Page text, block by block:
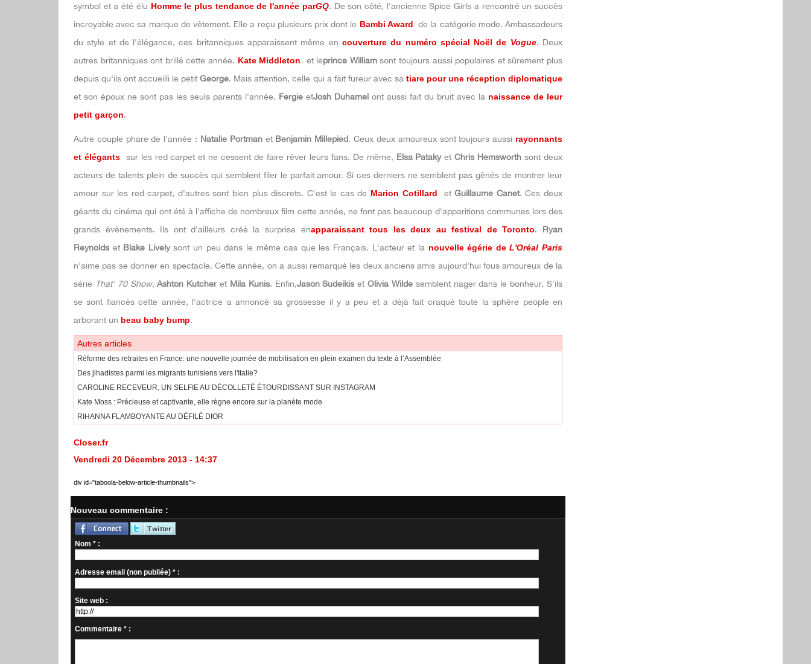
symbol et a été élu Homme le plus tendance de l'année parGQ. De son côté, l'ancienne Spice Girls a rencontré un succès
incroyable avec sa marque de vêtement. Elle a reçu plusieurs prix dont le Bambi Award de la catégorie mode. Ambassadeurs
du style et de l'élégance, ces britanniques apparaissent même en couverture du numéro spécial Noël de Vogue. Deux
autres britanniques ont brillé cette année. Kate Middleton et leprince Williamsont toujours aussi populaires et sûrement plus
depuis qu'ils ont accueilli le petitGeorge. Mais attention, celle qui a fait fureur avec sa tiare pour une réception diplomatique
et son époux ne sont pas les seuls parents l'année. Fergie etJosh Duhamel ont aussi fait du bruit avec la naissance de leur
petit garçon.
Autre couple phare de l'année : Natalie Portmanet Benjamin Millepied. Ceux deux amoureux sont toujours aussi rayonnants
et élégantssur les red carpet et ne cessent de faire rêver leurs fans. De même, Elsa PatakyetChris Hemsworth sont deux
acteurs de talents plein de succès qui semblent filer le parfait amour. Si ces derniers ne semblent pas gênés de montrer leur
amour sur les red carpet, d'autres sont bien plus discrets. C'est le cas de Marion Cotillard etGuillaume Canet. Ces deux
géants du cinéma qui ont été à l'affiche de nombreux film cette année, ne font pas beaucoup d'apparitions communes lors des
grands évènements. Ils ont d'ailleurs créé la surprise enapparaissant tous les deux au festival de Toronto. Ryan
Reynolds et Blake Livelysont un peu dans le même cas que les Français. L'acteur et la nouvelle égérie deL'Oréal Paris
n'aime pas se donner en spectacle. Cette année, on a aussi remarqué les deux anciens amis aujourd'hui fous amoureux de la
série That' 70 Show,Ashton Kutcheret Mila Kunis. Enfin,Jason Sudeikis etOlivia Wildesemblent nager dans le bonheur. S'ils
se sont fiancés cette année, l'actrice a annoncé sa grossesse il y a peu et a déjà fait craqué toute la sphère people en
arborant un beau baby bump.
Autres articles
Réforme des retraites en France: une nouvelle journée de mobilisation en plein examen du texte à l’Assemblée
Des jihadistes parmi les migrants tunisiens vers l'Italie?
CAROLINE RECEVEUR, UN SELFIE AU DÉCOLLETÉ ÉTOURDISSANT SUR INSTAGRAM
Kate Moss : Précieuse et captivante, elle règne encore sur la planète mode
RIHANNA FLAMBOYANTE AU DÉFILÉ DIOR
Closer.fr
Vendredi 20 Décembre 2013 - 14:37
div id="taboola-below-article-thumbnails">
Nouveau commentaire :
Nom * :
Adresse email (non publiée) * :
Site web :
Commentaire * :